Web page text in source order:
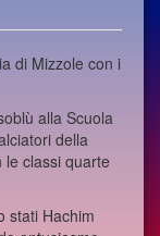
di Mizzole con i
alla Scuola
della
classi quarte
stati Hachim